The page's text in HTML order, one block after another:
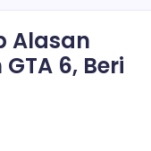
Alasan
6, Beri